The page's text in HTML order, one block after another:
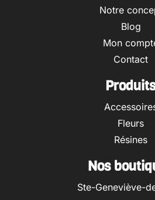
Notre
Blog
Mon
Contact
Fleurs
Résines
Nos
Ste-Geneviève-